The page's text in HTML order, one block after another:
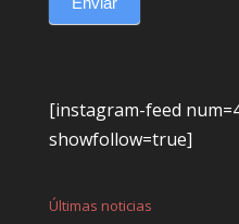
[instagram-feed
showfollow=true]
Últimas noticias